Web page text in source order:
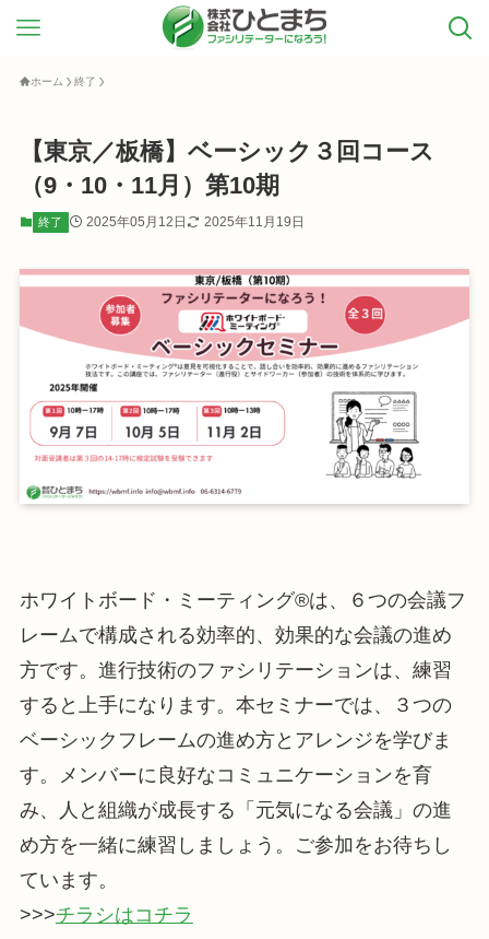
ホーム 終了
【東京／板橋】ベーシック３回コース
（9・10・11月）第10期
終了 2025年05月12日 2025年11月19日
ホワイトボード・ミーティング®は、６つの会議フ
レームで構成される効率的、効果的な会議の進め
方です。進行技術のファシリテーションは、練習
すると上手になります。本セミナーでは、３つの
ベーシックフレームの進め方とアレンジを学びま
す。メンバーに良好なコミュニケーションを育
み、人と組織が成長する「元気になる会議」の進
め方を一緒に練習しましょう。ご参加をお待ちし
ています。
>>>チラシはコチラ